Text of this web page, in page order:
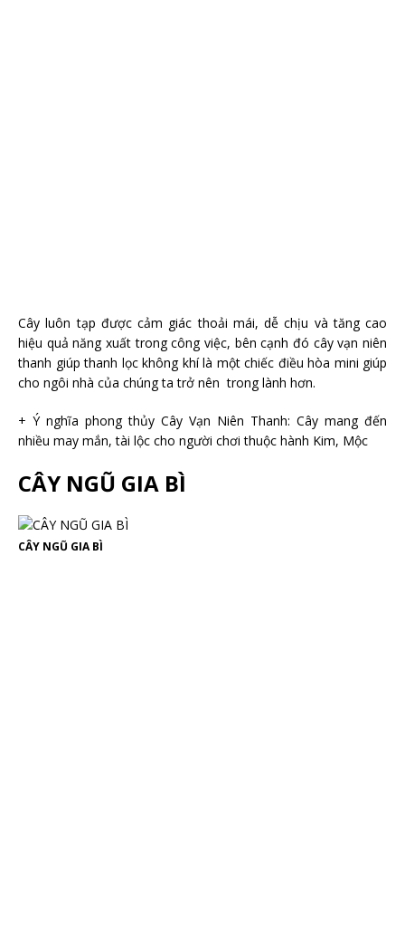
Cây luôn tạp được cảm giác thoải mái, dễ chịu và tăng cao
hiệu quả năng xuất trong công việc, bên cạnh đó cây vạn niên
thanh giúp thanh lọc không khí là một chiếc điều hòa mini giúp
cho ngôi nhà của chúng ta trở nên trong lành hơn.
+ Ý nghĩa phong thủy Cây Vạn Niên Thanh: Cây mang đến
nhiều may mắn, tài lộc cho người chơi thuộc hành Kim, Mộc
CÂY NGŨ GIA BÌ
CÂY NGŨ GIA BÌ